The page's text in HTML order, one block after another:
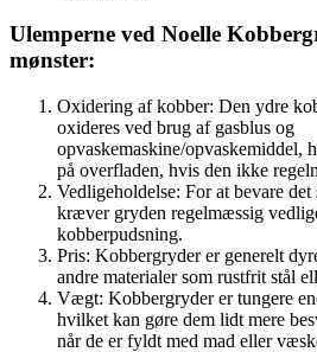
Ulemperne ved Noelle
mønster:
Oxidering af kobber: Den ydre
oxideres ved brug af gasblus og
opvaskemaskine/opvaskemiddel,
på overfladen, hvis den ikke
Vedligeholdelse: For at bevare
kræver gryden regelmæssig
kobberpudsning.
Pris: Kobbergryder er generelt
andre materialer som rustfrit stål
Vægt: Kobbergryder er tungere
hvilket kan gøre dem lidt mere
når de er fyldt med mad eller